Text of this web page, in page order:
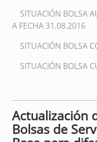
SITUACIÓN BOLSA
A FECHA 31.08.2016
SITUACIÓN BOLSA
SITUACIÓN BOLSA
Actualización
Bolsas de